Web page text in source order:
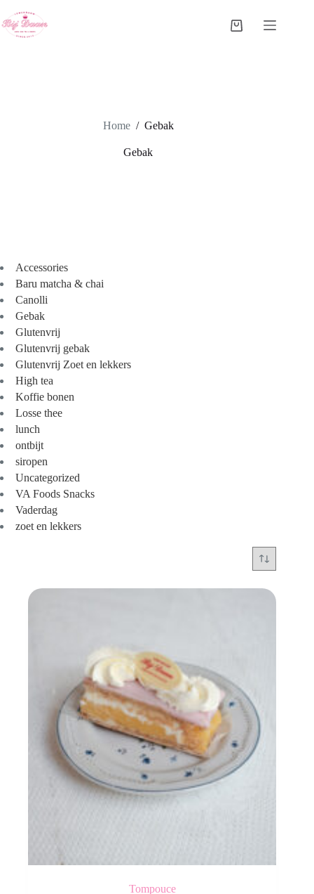
naar
de
Winkelwagen
Home / Gebak
Gebak
Accessories
Baru matcha & chai
Canolli
Gebak
Glutenvrij
Glutenvrij gebak
Glutenvrij Zoet en lekkers
High tea
Koffie bonen
Losse thee
lunch
ontbijt
siropen
Uncategorized
VA Foods Snacks
Vaderdag
zoet en lekkers
Tompouce